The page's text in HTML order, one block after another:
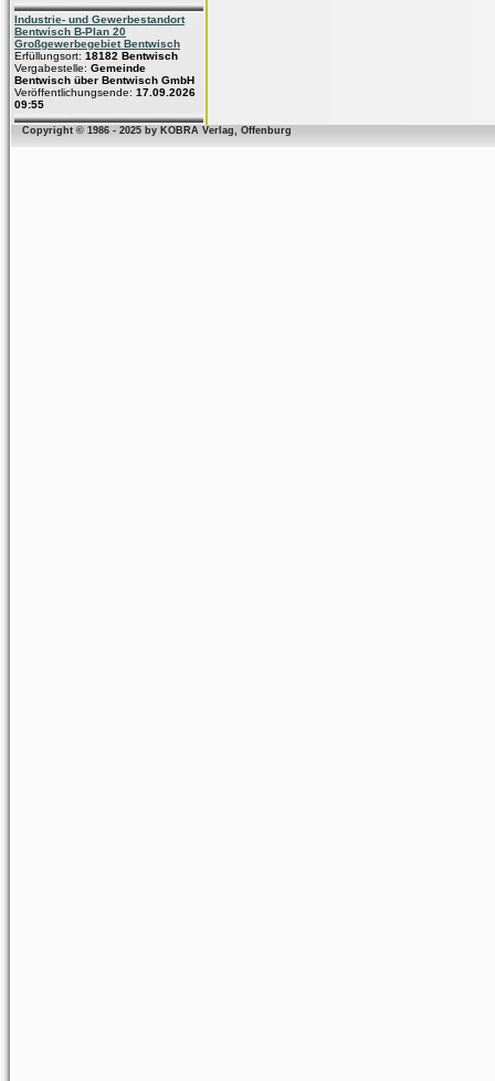
Industrie- und Gewerbestandort
Bentwisch B-Plan 20
Großgewerbegebiet Bentwisch
Erfüllungsort: 18182 Bentwisch
Vergabestelle: Gemeinde
Bentwisch über Bentwisch GmbH
Veröffentlichungsende: 17.09.2026
09:55
Copyright © 1986 - 2025 by KOBRA Verlag, Offenburg